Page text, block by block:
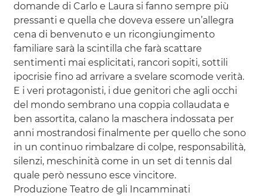
domande di Carlo e Laura si fanno sempre più
pressanti e quella che doveva essere un’allegra
cena di benvenuto e un ricongiungimento
familiare sarà la scintilla che farà scattare
sentimenti mai esplicitati, rancori sopiti, sottili
ipocrisie fino ad arrivare a svelare scomode verità.
E i veri protagonisti, i due genitori che agli occhi
del mondo sembrano una coppia collaudata e
ben assortita, calano la maschera indossata per
anni mostrandosi finalmente per quello che sono
in un continuo rimbalzare di colpe, responsabilità,
silenzi, meschinità come in un set di tennis dal
quale però nessuno esce vincitore.
Produzione Teatro de gli Incamminati